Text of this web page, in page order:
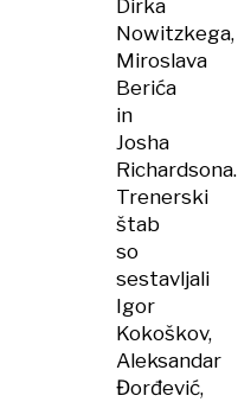
Dirka
Nowitzkega,
Miroslava
Berića
in
Josha
Richardsona.
Trenerski
štab
so
sestavljali
Igor
Kokoškov,
Aleksandar
Đorđević,